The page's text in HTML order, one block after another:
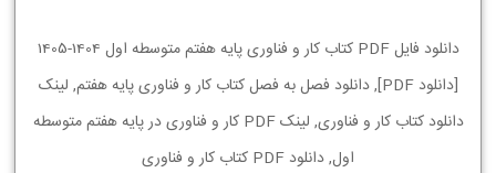
دانلود فایل PDF کتاب کار و فناوری پایه هفتم متوسطه اول 1404-1405
[دانلود PDF], دانلود فصل به فصل کتاب کار و فناوری پایه هفتم, لینک
دانلود کتاب کار و فناوری, لینک PDF کار و فناوری در پایه هفتم متوسطه
اول, دانلود PDF کتاب کار و فناوری